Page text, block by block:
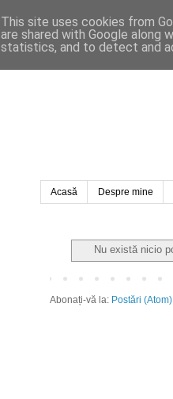
Acasă Despre mine
Nu există nicio
Abonați-vă la: Postări (Atom)
This site uses cookies from
are shared with Google along
statistics, and to detect and